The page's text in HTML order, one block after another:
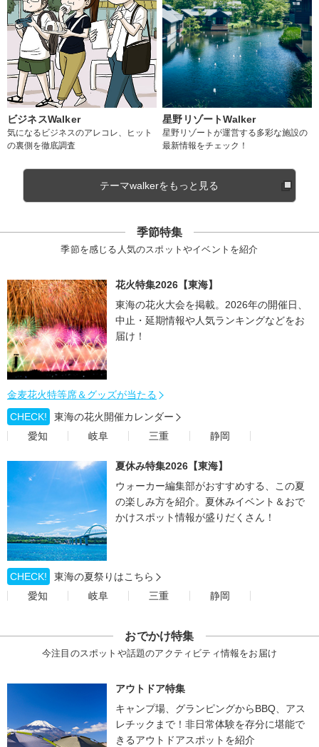
ビジネスWalker
気になるビジネスのアレコレ、ヒット
の裏側を徹底調査
星野リゾートWalker
星野リゾートが運営する多彩な施設の
最新情報をチェック！
テーマwalkerをもっと見る
季節特集
季節を感じる人気のスポットやイベントを紹介
花火特集2026【東海】
東海の花火大会を掲載。2026年の開催日、
中止・延期情報や人気ランキングなどをお
届け！
金麦花火特等席＆グッズが当たる
CHECK!
東海の花火開催カレンダー
愛知
岐阜 三重 静岡
夏休み特集2026【東海】
ウォーカー編集部がおすすめする、この夏
の楽しみ方を紹介。夏休みイベント＆おで
かけスポット情報が盛りだくさん！
CHECK!
東海の夏祭りはこちら
愛知
岐阜 三重 静岡
おでかけ特集
今注目のスポットや話題のアクティビティ情報をお届け
アウトドア特集
キャンプ場、グランピングからBBQ、アス
レチックまで！非日常体験を存分に堪能で
きるアウトドアスポットを紹介